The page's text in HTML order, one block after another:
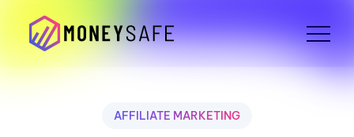
AFFILIATE MARKETING